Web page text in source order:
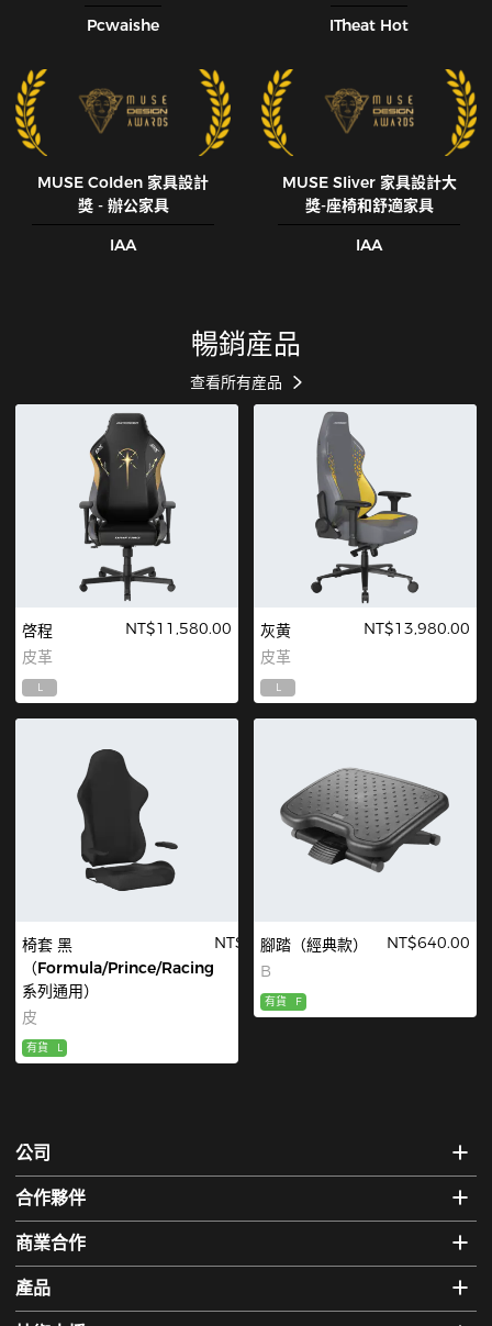
Pcwaishe
ITheat Hot
MUSE CoIden 家具設計
獎 - 辦公家具
IAA
MUSE SIiver 家具設計大
獎-座椅和舒適家具
IAA
暢銷産品
查看所有産品
啓程
皮革
NT$11,580.00
L
灰黄
皮革
NT$13,980.00
L
椅套 黑
（Formula/Prince/Racing
系列通用）
皮
NT$680.00
有貨 L
腳踏（經典款）
B
NT$640.00
有貨 F
公司
合作夥伴
商業合作
產品